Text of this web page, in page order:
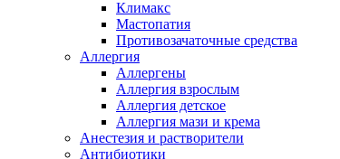
Климакс
Мастопатия
Противозачаточные средства
Аллергия
Аллергены
Аллергия взрослым
Аллергия детское
Аллергия мази и крема
Анестезия и растворители
Антибиотики